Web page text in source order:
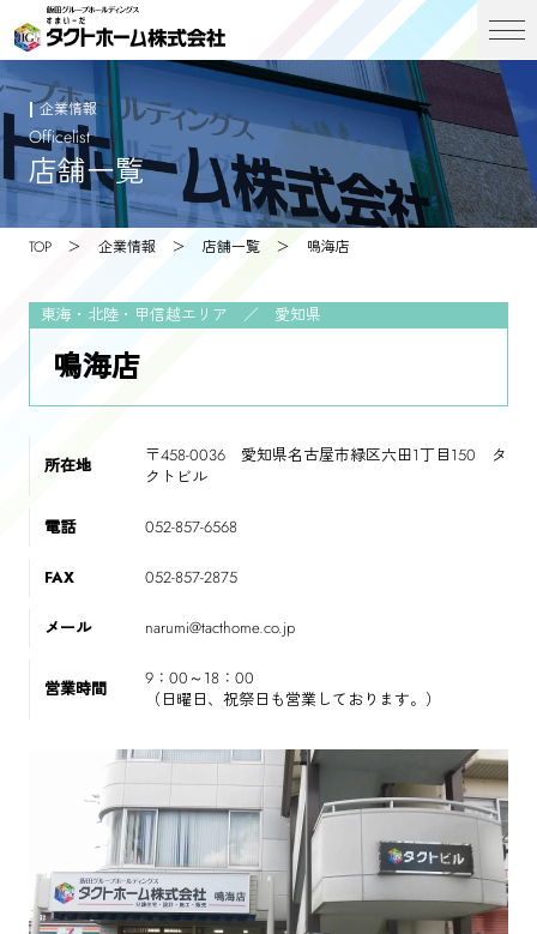
企業情報
Officelist
店舗一覧
TOP 企業情報 店舗一覧 鳴海店
東海・北陸・甲信越エリア ／ 愛知県
鳴海店
所在地
〒458-0036 愛知県名古屋市緑区六田1丁目150 タ
クトビル
電話 052-857-6568
FAX 052-857-2875
メール narumi@tacthome.co.jp
営業時間
9：00～18：00
（日曜日、祝祭日も営業しております。）